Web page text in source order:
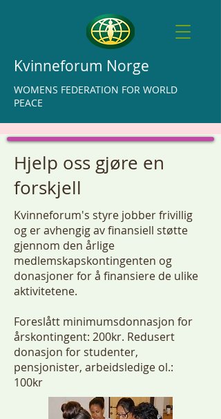
Kvinneforum Norge
WOMENS FEDERATION FOR WORLD
PEACE
Hjelp oss gjøre en
forskjell
Kvinneforum's styre jobber frivillig
og er avhengig av finansiell støtte
gjennom den årlige
medlemskapskontingenten og
donasjoner for å finansiere de ulike
aktivitetene.
Foreslått minimumsdonnasjon for
årskontingent: 200kr. Redusert
donasjon for studenter,
pensjonister, arbeidsledige ol.:
100kr